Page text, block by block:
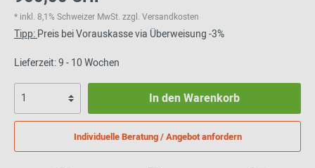
* inkl. 8,1% Schweizer MwSt. zzgl. Versandkosten
Tipp:Preis bei Vorauskasse via Überweisung -3%
Lieferzeit: 9 - 10 Wochen
In den Warenkorb
Individuelle Beratung / Angebot anfordern